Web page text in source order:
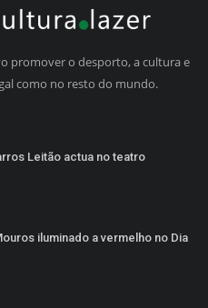
promover o desporto, a cultura e
como no resto do mundo.
Leitão actua no teatro
iluminado a vermelho no Dia